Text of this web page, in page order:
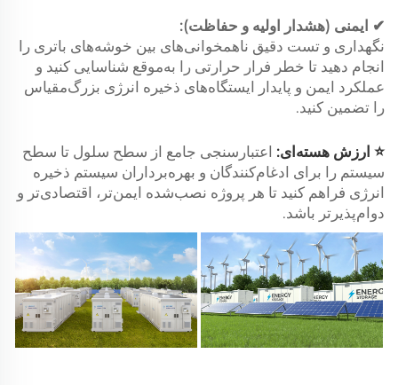
✔ ایمنی (هشدار اولیه و حفاظت):
نگهداری و تست دقیق ناهمخوانی‌های بین خوشه‌های باتری را
انجام دهید تا خطر فرار حرارتی را به‌موقع شناسایی کنید و
عملکرد ایمن و پایدار ایستگاه‌های ذخیره انرژی بزرگ‌مقیاس
را تضمین کنید.
⭐ ارزش هسته‌ای: اعتبارسنجی جامع از سطح سلول تا سطح
سیستم را برای ادغام‌کنندگان و بهره‌برداران سیستم ذخیره
انرژی فراهم کنید تا هر پروژه نصب‌شده ایمن‌تر، اقتصادی‌تر و
دوام‌پذیرتر باشد.